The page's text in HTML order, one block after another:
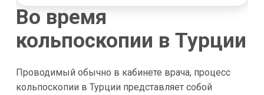
Во время
кольпоскопии в Турции
Проводимый обычно в кабинете врача, процесс
кольпоскопии в Турции представляет собой